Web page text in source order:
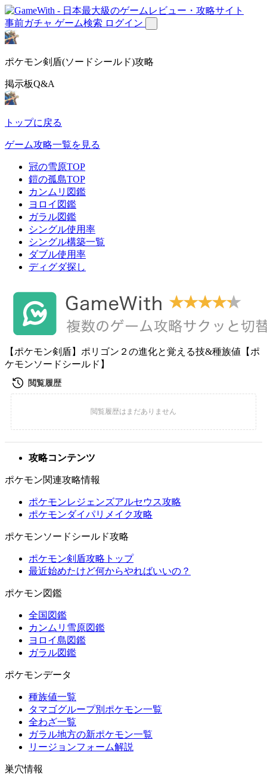
事前ガチャ ゲーム検索 ログイン
ポケモン剣盾(ソードシールド)攻略
掲示板Q&A
トップに戻る
ゲーム攻略一覧を見る
冠の雪原TOP
鎧の孤島TOP
カンムリ図鑑
ヨロイ図鑑
ガラル図鑑
シングル使用率
シングル構築一覧
ダブル使用率
ディグダ探し
【ポケモン剣盾】ポリゴン２の進化と覚える技&種族値【ポ
ケモンソードシールド】
攻略コンテンツ
ポケモン関連攻略情報
ポケモンレジェンズアルセウス攻略
ポケモンダイパリメイク攻略
ポケモンソードシールド攻略
ポケモン剣盾攻略トップ
最近始めたけど何からやればいいの？
ポケモン図鑑
全国図鑑
カンムリ雪原図鑑
ヨロイ島図鑑
ガラル図鑑
ポケモンデータ
種族値一覧
タマゴグループ別ポケモン一覧
全わざ一覧
ガラル地方の新ポケモン一覧
リージョンフォーム解説
巣穴情報